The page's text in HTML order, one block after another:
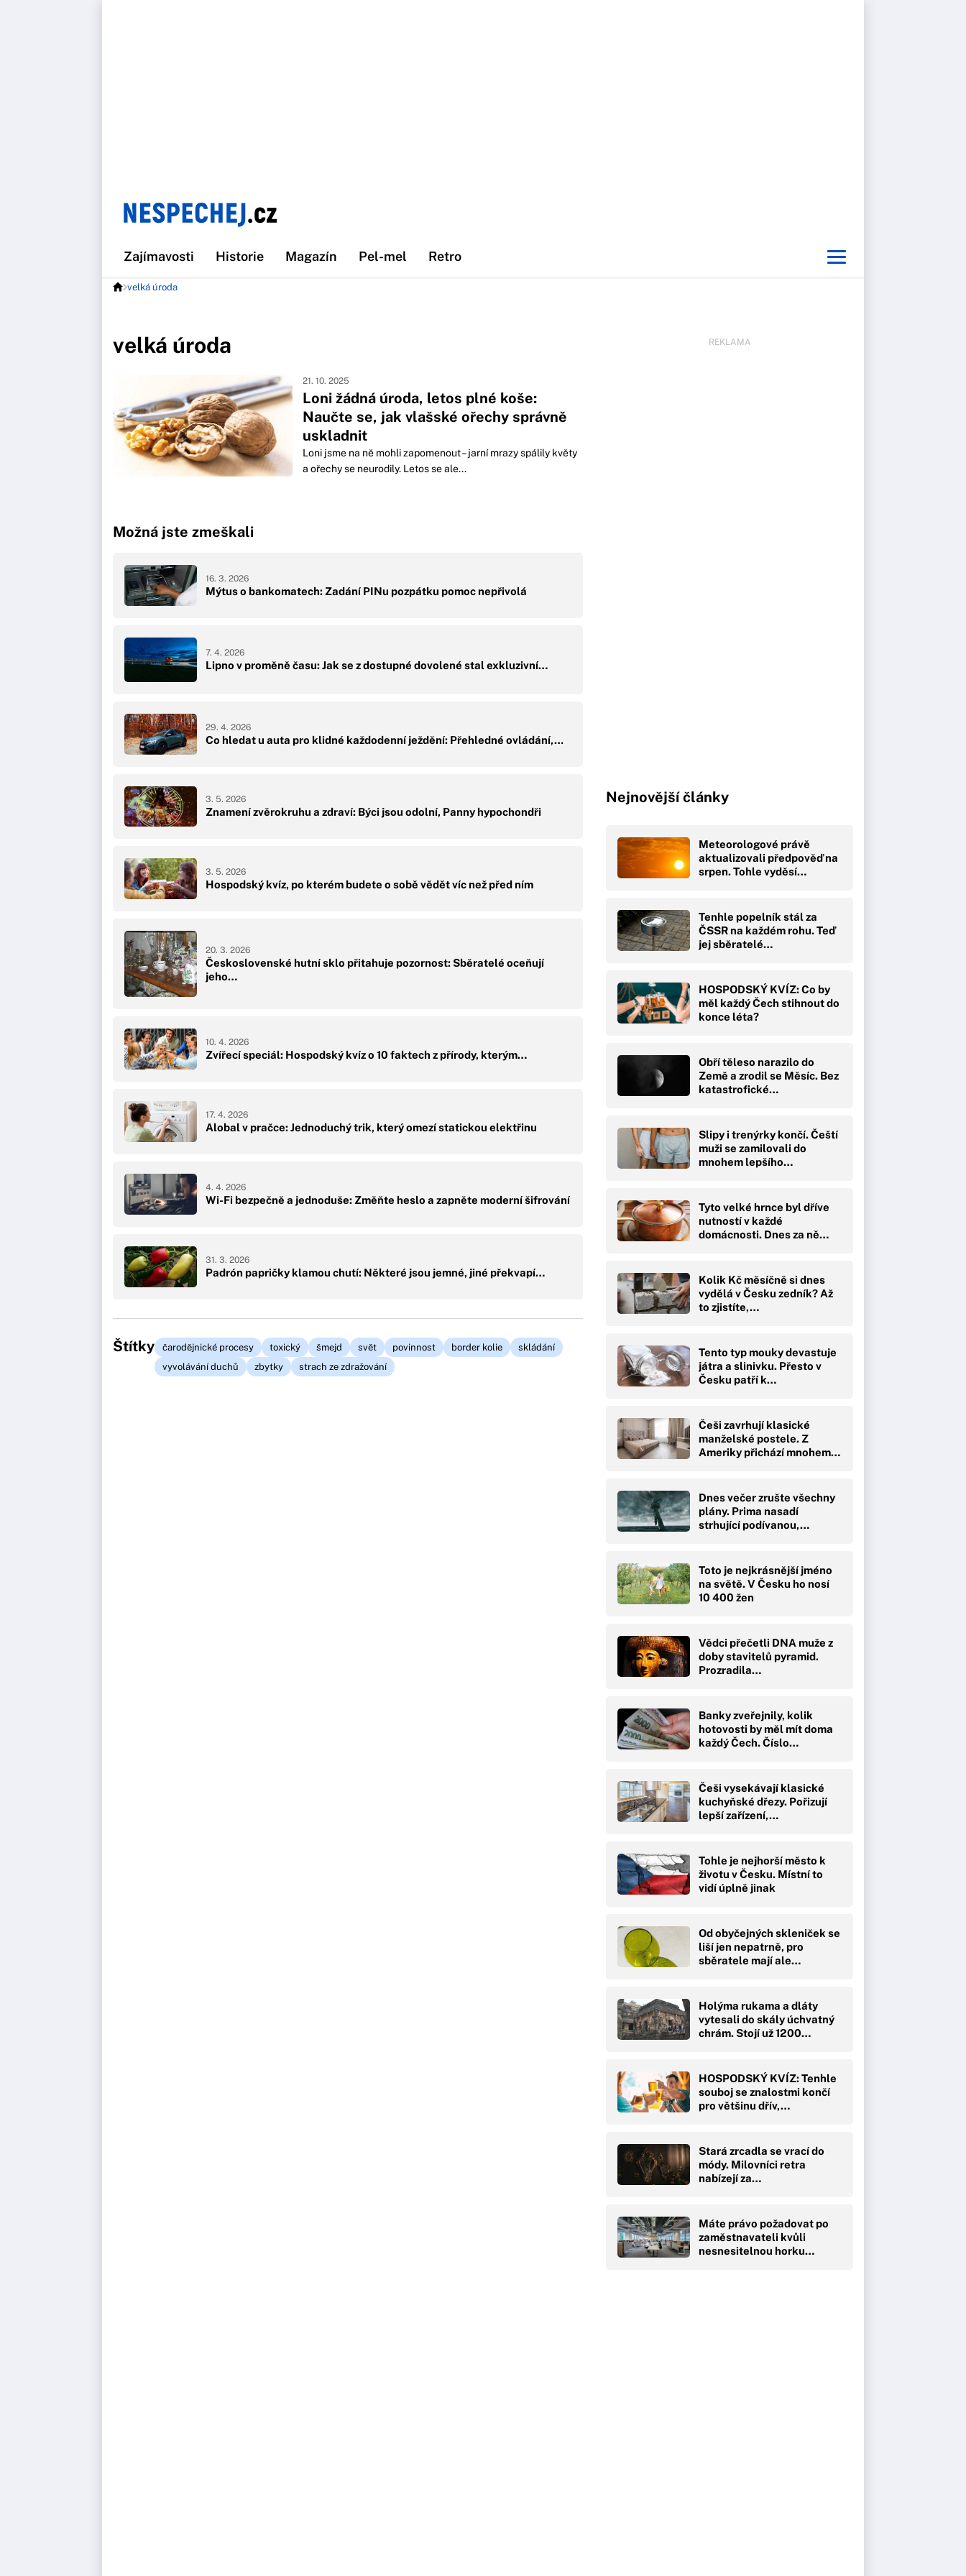
Zajímavosti Historie Magazín Pel-mel Retro
velká úroda
velká úroda
Loni žádná úroda, letos plné koše:
Naučte se, jak vlašské ořechy správně
uskladnit
21. 10. 2025
Loni jsme na ně mohli zapomenout – jarní mrazy spálily květy
a ořechy se neurodily. Letos se ale...
Možná jste zmeškali
Mýtus o bankomatech: Zadání PINu pozpátku pomoc nepřivolá
16. 3. 2026
Lipno v proměně času: Jak se z dostupné dovolené stal exkluzivní…
7. 4. 2026
Co hledat u auta pro klidné každodenní ježdění: Přehledné ovládání,…
29. 4. 2026
Znamení zvěrokruhu a zdraví: Býci jsou odolní, Panny hypochondři
3. 5. 2026
Hospodský kvíz, po kterém budete o sobě vědět víc než před ním
3. 5. 2026
Československé hutní sklo přitahuje pozornost: Sběratelé oceňují
jeho…
20. 3. 2026
Zvířecí speciál: Hospodský kvíz o 10 faktech z přírody, kterým…
10. 4. 2026
Alobal v pračce: Jednoduchý trik, který omezí statickou elektřinu
17. 4. 2026
Wi-Fi bezpečně a jednoduše: Změňte heslo a zapněte moderní šifrování
4. 4. 2026
Padrón papričky klamou chutí: Některé jsou jemné, jiné překvapí…
31. 3. 2026
Štítky čarodějnické procesy toxický šmejd svět povinnost border kolie
skládání
vyvolávání duchů
zbytky strach ze zdražování
REKLAMA
Nejnovější články
Meteorologové právě
aktualizovali předpověď na
srpen. Tohle vyděsí…
Tenhle popelník stál za
ČSSR na každém rohu. Teď
jej sběratelé…
HOSPODSKÝ KVÍZ: Co by
měl každý Čech stihnout do
konce léta?
Obří těleso narazilo do
Země a zrodil se Měsíc. Bez
katastrofické…
Slipy i trenýrky končí. Čeští
muži se zamilovali do
mnohem lepšího…
Tyto velké hrnce byl dříve
nutností v každé
domácnosti. Dnes za ně…
Kolik Kč měsíčně si dnes
vydělá v Česku zedník? Až
to zjistíte,…
Tento typ mouky devastuje
játra a slinivku. Přesto v
Česku patří k…
Češi zavrhují klasické
manželské postele. Z
Ameriky přichází mnohem…
Dnes večer zrušte všechny
plány. Prima nasadí
strhující podívanou,…
Toto je nejkrásnější jméno
na světě. V Česku ho nosí
10 400 žen
Vědci přečetli DNA muže z
doby stavitelů pyramid.
Prozradila…
Banky zveřejnily, kolik
hotovosti by měl mít doma
každý Čech. Číslo…
Češi vysekávají klasické
kuchyňské dřezy. Pořizují
lepší zařízení,…
Tohle je nejhorší město k
životu v Česku. Místní to
vidí úplně jinak
Od obyčejných skleniček se
liší jen nepatrně, pro
sběratele mají ale…
Holýma rukama a dláty
vytesali do skály úchvatný
chrám. Stojí už 1200…
HOSPODSKÝ KVÍZ: Tenhle
souboj se znalostmi končí
pro většinu dřív,…
Stará zrcadla se vrací do
módy. Milovníci retra
nabízejí za…
Máte právo požadovat po
zaměstnavateli kvůli
nesnesitelnou horku…